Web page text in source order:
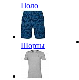
Поло
Шорты